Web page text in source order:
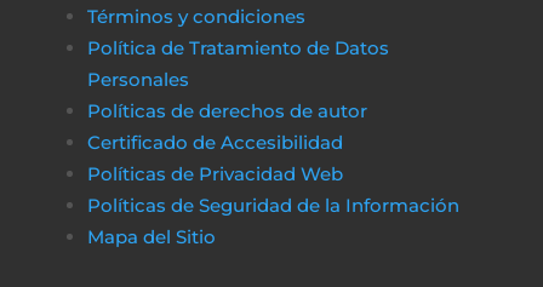
Términos y condiciones
Política de Tratamiento de Datos
Personales
Políticas de derechos de autor
Certificado de Accesibilidad
Políticas de Privacidad Web
Políticas de Seguridad de la Información
Mapa del Sitio